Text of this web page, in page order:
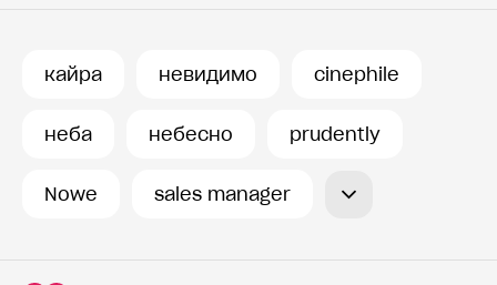
кайра невидимо cinephile
неба небесно prudently
Nowe sales manager